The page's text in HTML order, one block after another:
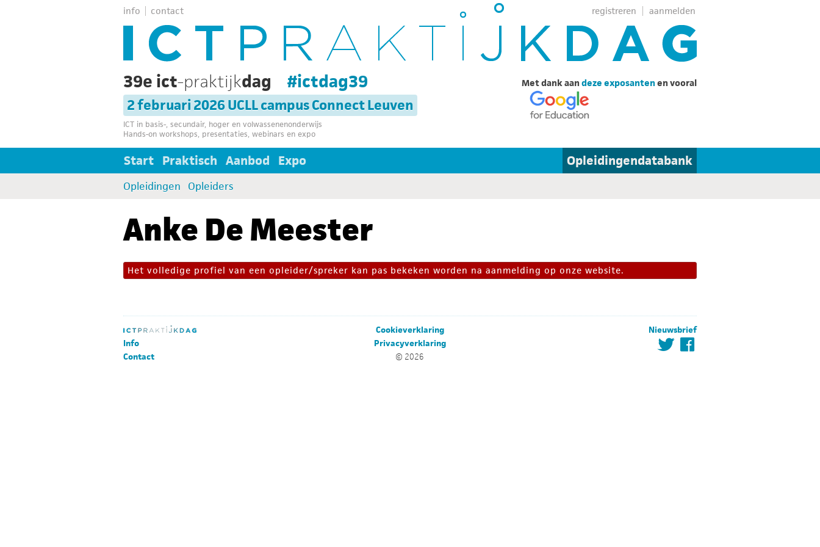
info contact aanmelden
registreren
Met dank aan deze exposantenen vooral
39e ict-praktijkdag #ictdag39
2 februari 2026 UCLL campus Connect Leuven
ICT in basis-, secundair, hoger en volwassenenonderwijs
Hands-on workshops, presentaties, webinars en expo
Start Praktisch Aanbod Expo Opleidingendatabank
Opleidingen Opleiders
Anke De Meester
Het volledige profiel van een opleider/spreker kan pas bekeken worden na aanmelding op onze website.
Info
Contact
Cookieverklaring
Privacyverklaring
© 2026
Nieuwsbrief